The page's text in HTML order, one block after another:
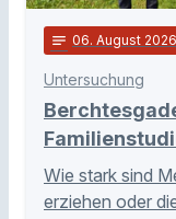
notes 06. August
Untersuchung
Wie stark sind
erziehen oder